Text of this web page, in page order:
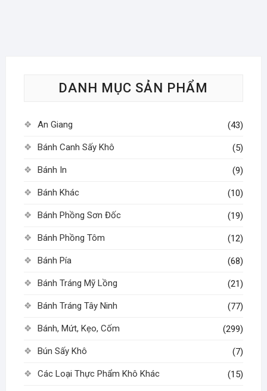
chọn
chọn
DANH MỤC SẢN PHẨM
An Giang (43)
Bánh Canh Sấy Khô (5)
Bánh In (9)
Bánh Khác (10)
Bánh Phồng Sơn Đốc (19)
Bánh Phồng Tôm (12)
Bánh Pía (68)
Bánh Tráng Mỹ Lồng (21)
Bánh Tráng Tây Ninh (77)
Bánh, Mứt, Kẹo, Cốm (299)
Bún Sấy Khô (7)
Các Loại Thực Phẩm Khô Khác (15)